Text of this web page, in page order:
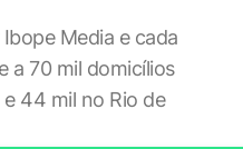
Media e cada
a 70 mil domicílios
44 mil no Rio de